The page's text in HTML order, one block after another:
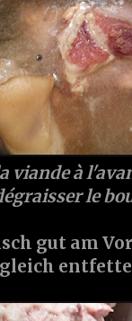
viande à
le
gut am
gleich